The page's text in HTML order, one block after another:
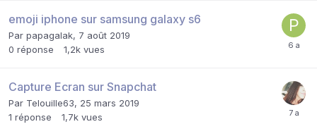
emoji iphone sur samsung galaxy s6
Par papagalak, 7 août 2019
0 réponse 1,2k vues
Capture Ecran sur Snapchat
Par Telouille63, 25 mars 2019
1 réponse 1,7k vues